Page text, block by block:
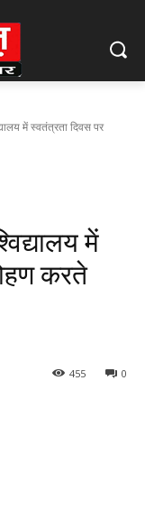
में स्वतंत्रता दिवस पर
में
करते
0
455